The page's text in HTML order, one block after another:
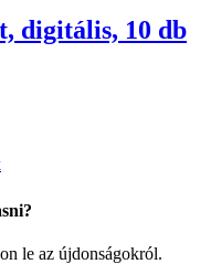
digitális, 10 db
le az újdonságokról.